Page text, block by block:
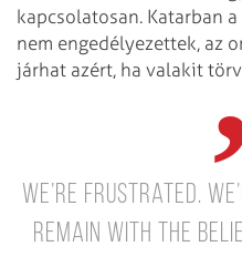
kapcsolatosan. Katarban
nem engedélyezettek, az
járhat azért, ha valakit
We’re frustrated.
remain with the